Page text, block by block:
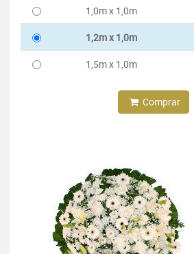
1,0m x 1,0m
1,2m x 1,0m
1,5m x 1,0m
Comprar